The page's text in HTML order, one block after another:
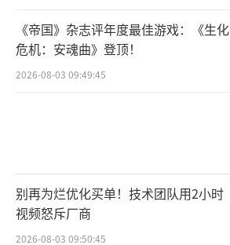
《帝国》杂志评年度最佳游戏：《生化
危机：安魂曲》登顶！
2026-08-03 09:49:45
别再为烂优化买单！技术团队用2小时
视频怒斥厂商
2026-08-03 09:50:45